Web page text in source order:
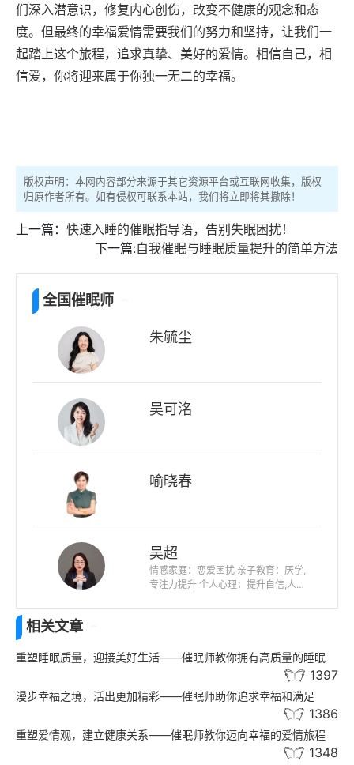
们深入潜意识，修复内心创伤，改变不健康的观念和态
度。但最终的幸福爱情需要我们的努力和坚持，让我们一
起踏上这个旅程，追求真挚、美好的爱情。相信自己，相
信爱，你将迎来属于你独一无二的幸福。
版权声明：本网内容部分来源于其它资源平台或互联网收集，版权
归原作者所有。如有侵权可联系本站，我们将立即将其撤除！
上一篇： 快速入睡的催眠指导语，告别失眠困扰！
下一篇:自我催眠与睡眠质量提升的简单方法
全国催眠师
朱毓尘
吴可洺
喻晓春
吴超
情感家庭：恋爱困扰 亲子教育：厌学,
专注力提升 个人心理：提升自信,人际
相关文章
重塑睡眠质量，迎接美好生活——催眠师教你拥有高质量的睡眠
1397
漫步幸福之境，活出更加精彩——催眠师助你追求幸福和满足
1386
重塑爱情观，建立健康关系——催眠师教你迈向幸福的爱情旅程
1348